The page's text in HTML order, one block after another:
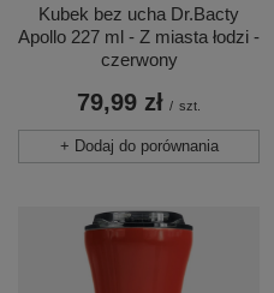
Kubek bez ucha Dr.Bacty
Apollo 227 ml - Z miasta łodzi -
czerwony
79,99 zł / szt.
+ Dodaj do porównania